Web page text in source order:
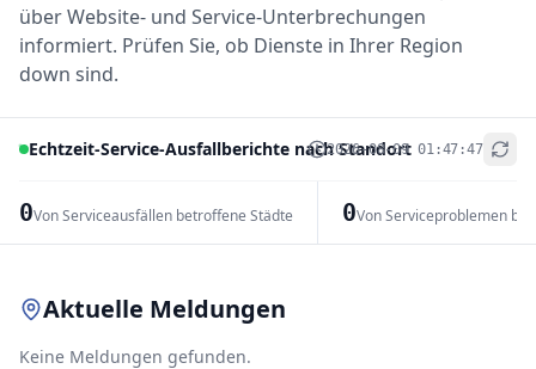
über Website- und Service-Unterbrechungen
informiert. Prüfen Sie, ob Dienste in Ihrer Region
down sind.
Echtzeit-Service-Ausfallberichte nach Standort
2026-08-09 01:47:47
0Von Serviceausfällen betroffene Städte 0Von Serviceproblemen
+
Aktuelle Meldungen
Keine Meldungen gefunden.